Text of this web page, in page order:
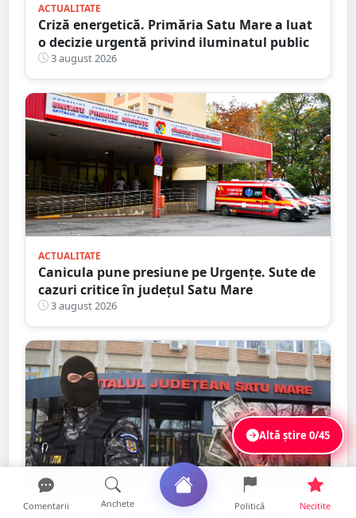
ACTUALITATE
Criză energetică. Primăria Satu Mare a luat
o decizie urgentă privind iluminatul public
3 august 2026
ACTUALITATE
Canicula pune presiune pe Urgențe. Sute de
cazuri critice în județul Satu Mare
3 august 2026
ACTUALITATE
Altă știre0/45
Comentarii Anchete Politică Necitite